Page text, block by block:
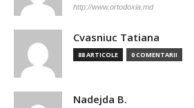
http://www.ortodoxia.md
Cvasniuc Tatiana
88 ARTICOLE 0 COMENTARII
Nadejda B.